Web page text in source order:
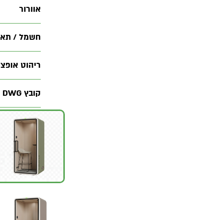
אוורור
חשמל /
ריהוט
קובץ DWG